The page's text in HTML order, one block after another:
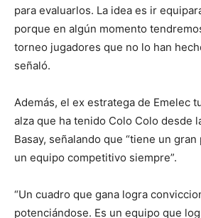
para evaluarlos. La idea es ir
porque en algún momento
torneo jugadores que no lo han
señaló.
Además, el ex estratega de Emelec
alza que ha tenido Colo Colo desde
Basay, señalando que “tiene un
un equipo competitivo siempre”.
“Un cuadro que gana logra
potenciándose. Es un equipo que